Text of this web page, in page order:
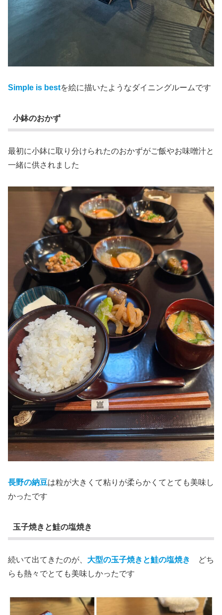
Simple is bestを絵に描いたようなダイニングルームです
小鉢のおかず
最初に小鉢に取り分けられたのおかずがご飯やお味噌汁と
一緒に供されました
長野の納豆は粒が大きくて粘りが柔らかくてとても美味し
かったです
玉子焼きと鮭の塩焼き
続いて出てきたのが、 大型の玉子焼きと鮭の塩焼き
どち
らも熱々でとても美味しかったです